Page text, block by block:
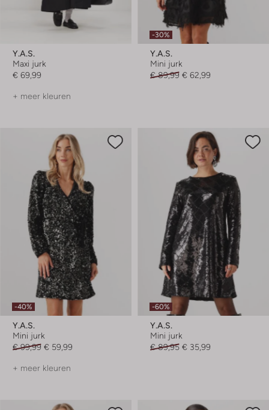
Y.a.s.
Maxi jurk
€ 69,99
+ meer kleuren
-30%
Y.a.s.
Mini jurk
€ 89,99 € 62,99
-40%
Y.a.s.
Mini jurk
€ 99,99 € 59,99
+ meer kleuren
-60%
Y.a.s.
Mini jurk
€ 89,95 € 35,99